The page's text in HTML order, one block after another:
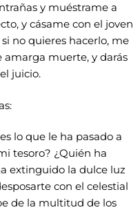
y muéstrame a
y cásame con el joven
no quieres hacerlo, me
amarga muerte, y darás
juicio.
lo que le ha pasado a
tesoro? ¿Quién ha
extinguido la dulce luz
con el celestial
de la multitud de los